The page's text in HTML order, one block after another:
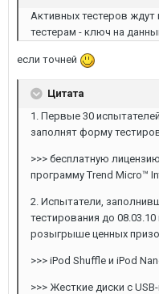
Активных тестеров
тестерам - ключ на
если точней
Цитата
1. Первые 30
заполнят форму
>>> бесплатную
программу Trend Micro™
2. Испытатели,
тестирования до 08.03.10
розыгрыше ценных
>>> iPod Shuffle и iPod
>>> Жесткие диски с